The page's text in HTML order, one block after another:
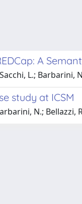
A
L.; Barbarini,
study at ICSM
N.; Bellazzi,